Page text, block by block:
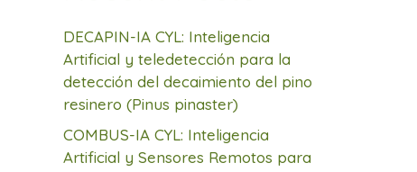
DECAPIN-IA CYL: Inteligencia
Artificial y teledetección para la
detección del decaimiento del pino
resinero (Pinus pinaster)
COMBUS-IA CYL: Inteligencia
Artificial y Sensores Remotos para